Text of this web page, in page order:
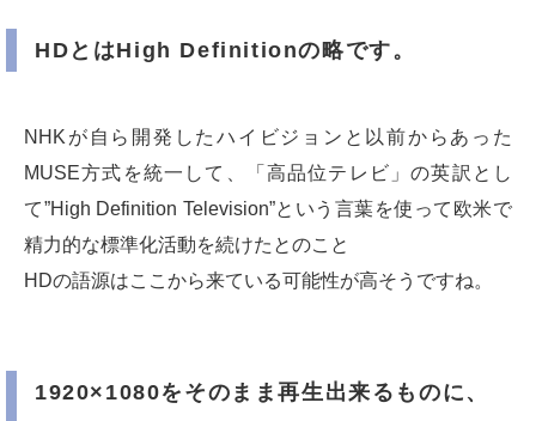
HDとはHigh Definitionの略です。
NHKが自ら開発したハイビジョンと以前からあった
MUSE方式を統一して、「高品位テレビ」の英訳とし
て”High Definition Television”という言葉を使って欧米で
精力的な標準化活動を続けたとのこと
HDの語源はここから来ている可能性が高そうですね。
1920×1080をそのまま再生出来るものに、